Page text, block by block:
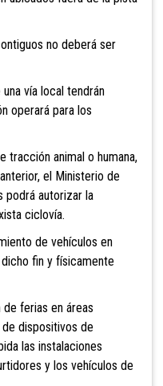
no deberá ser
vía local tendrán
operará para los
animal o humana,
el Ministerio de
podrá autorizar la
ciclovía.
de vehículos en
fin y físicamente
ferias en áreas
dispositivos de
las instalaciones
y los vehículos de